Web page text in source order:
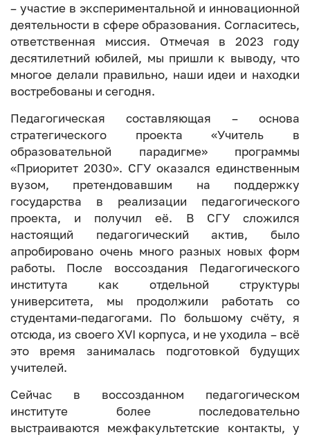
– участие в экспериментальной и инновационной
деятельности в сфере образования. Согласитесь,
ответственная миссия. Отмечая в 2023 году
десятилетний юбилей, мы пришли к выводу, что
многое делали правильно, наши идеи и находки
востребованы и сегодня.
Педагогическая составляющая – основа
стратегического проекта «Учитель в
образовательной парадигме» программы
«Приоритет 2030». СГУ оказался единственным
вузом, претендовавшим на поддержку
государства в реализации педагогического
проекта, и получил её. В СГУ сложился
настоящий педагогический актив, было
апробировано очень много разных новых форм
работы. После воссоздания Педагогического
института как отдельной структуры
университета, мы продолжили работать со
студентами-педагогами. По большому счёту, я
отсюда, из своего XVI корпуса, и не уходила – всё
это время занималась подготовкой будущих
учителей.
Сейчас в воссозданном педагогическом
институте более последовательно
выстраиваются межфакультетские контакты, у